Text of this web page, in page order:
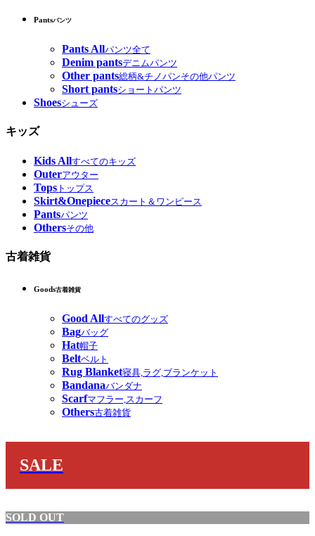
Pantsパンツ
Pants Allパンツ全て
Denim pantsデニムパンツ
Other pants総柄&チノパンその他パンツ
Short pantsショートパンツ
Shoesシューズ
キッズ
Kids Allすべてのキッズ
Outerアウター
Tops トップス
Skirt&Onepieceスカート＆ワンピース
Pantsパンツ
Othersその他
古着雑貨
Goods古着雑貨
Good Allすべてのグッズ
Bagバッグ
Hat帽子
Beltベルト
Rug Blanket寝具,ラグ,ブランケット
Bandanaバンダナ
Scarfマフラー,スカーフ
Others古着雑貨
SALE
SOLD OUT